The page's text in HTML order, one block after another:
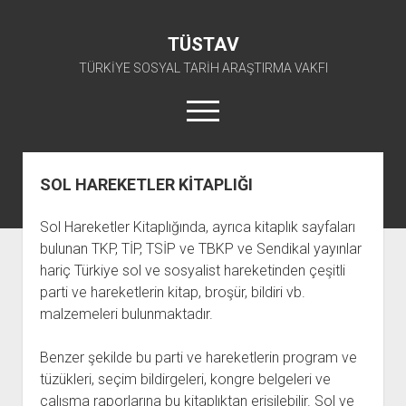
TÜSTAV
TÜRKİYE SOSYAL TARİH ARAŞTIRMA VAKFI
menüyü
aç
twitterfacebookinstagramyoutube
E-ARŞİV
açılır
menüyü
aç
TKP ARŞİV FONU
TİP ARŞİV FONU
TSİP ARŞİV FONU
TBKP ARŞİV FONU
İŞÇİ HAREKETLERİ ARŞİV FONU
KÜTÜPHANE
açılır
menüyü
aç
TKP KİTAPLIĞI
TİP KİTAPLIĞI
TSİP KİTAPLIĞI
TBKP KİTAPLIĞI
SÜRELİ YAYINLAR
AFİŞLER
GÖRSEL-İŞİTSEL
BAŞVURULAR
açılır
menüyü
SOL HAREKETLER KİTAPLIĞI
Sol Hareketler Kitaplığında, ayrıca kitaplık sayfaları
bulunan TKP, TİP, TSİP ve TBKP ve Sendikal yayınlar
hariç Türkiye sol ve sosyalist hareketinden çeşitli
parti ve hareketlerin kitap, broşür, bildiri vb.
malzemeleri bulunmaktadır.
Benzer şekilde bu parti ve hareketlerin program ve
tüzükleri, seçim bildirgeleri, kongre belgeleri ve
çalışma raporlarına bu kitaplıktan erişilebilir. Sol ve